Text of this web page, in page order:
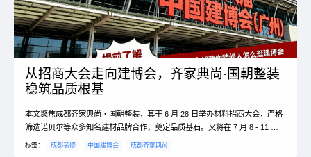
从招商大会走向建博会，齐家典尚·国朝整装
稳筑品质根基
本文聚焦成都齐家典尚・国朝整装，其于 6 月 28 日举办材料招商大会，严格
筛选诺贝尔等众多知名建材品牌合作，奠定品质基石。又将在 7 月 8 - 11 日
参加中国建博会，接轨前沿、拓...
标签： 成都装修 中国建博会 成都齐家典尚